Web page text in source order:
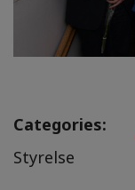
Categories:
Styrelse